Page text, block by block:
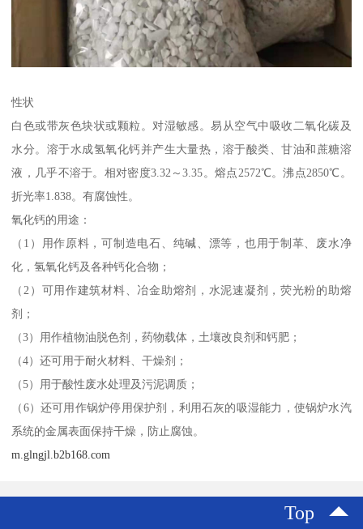
性状
白色或带灰色块状或颗粒。对湿敏感。易从空气中吸收二氧化碳及
水分。溶于水成氢氧化钙并产生大量热，溶于酸类、甘油和蔗糖溶
液，几乎不溶于。相对密度3.32～3.35。熔点2572℃。沸点2850℃。
折光率1.838。有腐蚀性。
氧化钙的用途：
（1）用作原料，可制造电石、纯碱、漂等，也用于制革、废水净
化，氢氧化钙及各种钙化合物；
（2）可用作建筑材料、冶金助熔剂，水泥速凝剂，荧光粉的助熔
剂；
（3）用作植物油脱色剂，药物载体，土壤改良剂和钙肥；
（4）还可用于耐火材料、干燥剂；
（5）用于酸性废水处理及污泥调质；
（6）还可用作锅炉停用保护剂，利用石灰的吸湿能力，使锅炉水汽
系统的金属表面保持干燥，防止腐蚀。
m.glngjl.b2b168.com
Top